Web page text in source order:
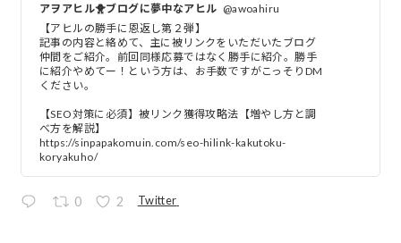
アヲアヒル🐥ブログに夢中なアヒル @awoahiru
【アヒルの勝手に恩返し第２弾】
記事の内容と絡めて、主に被リンクをいただいたブログ
仲間をご紹介。前回同様応募ではなく勝手に紹介。勝手
に紹介やめてー！という方は、お手数ですがこっそりDM
ください。
【SEO対策に必須】被リンク獲得攻略法【増やし方と調
べ方を解説】
https://sinpapakomuin.com/seo-hilink-kakutoku-
koryakuho/
0 2 Twitter